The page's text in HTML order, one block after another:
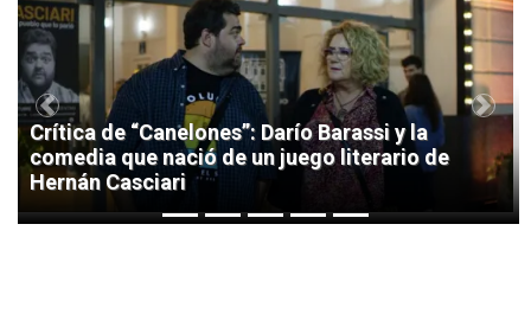
1
Crítica de “Canelones”: Darío Barassi y la
comedia que nació de un juego literario de
Hernán Casciari
Previous Next